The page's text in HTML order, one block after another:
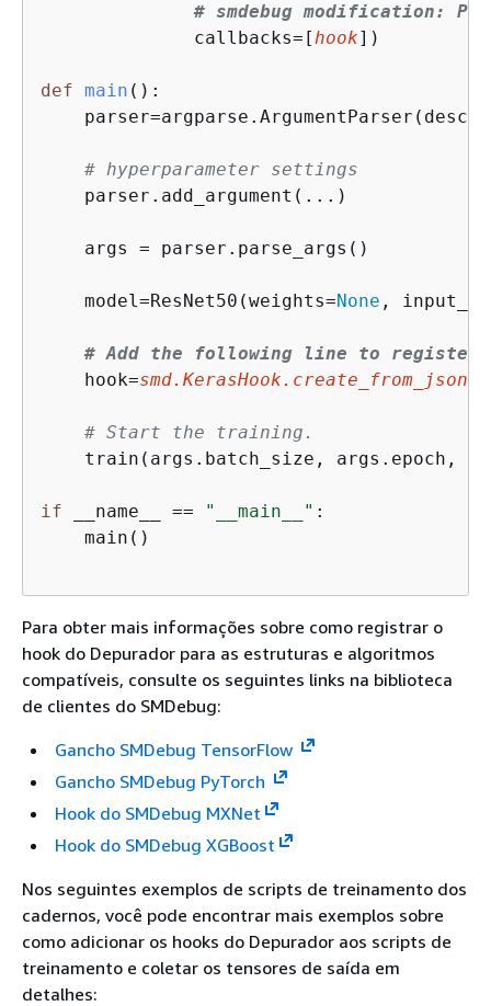
# smdebug modification:
              callbacks=[
hook])
def main ():
# hyperparameter settings
    parser.add_argument(...)
    args = parser.parse_args()
    model=ResNet50(weights=
None ,
# Add the following line to register
    hook=
# Start the training.
train(args.batch_size, args.epoch,
if __name__ == "__main__" :
    main()
Para obter mais informações sobre como registrar o
hook do Depurador para as estruturas e algoritmos
compatíveis, consulte os seguintes links na biblioteca
de clientes do SMDebug:
Gancho SMDebug TensorFlow
Gancho SMDebug PyTorch
Hook do SMDebug MXNet
Hook do SMDebug XGBoost
Nos seguintes exemplos de scripts de treinamento dos
cadernos, você pode encontrar mais exemplos sobre
como adicionar os hooks do Depurador aos scripts de
treinamento e coletar os tensores de saída em
detalhes: